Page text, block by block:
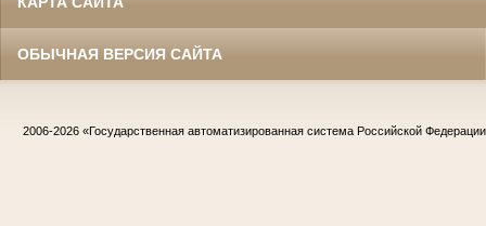
ОБЫЧНАЯ ВЕРСИЯ САЙТА
2006-2026 «Государственная автоматизированная система Российской